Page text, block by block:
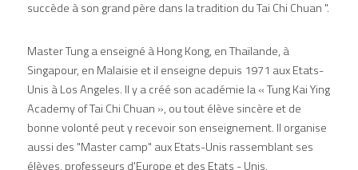
succède à son grand père dans la tradition du Tai Chi Chuan ".
Master Tung a enseigné à Hong Kong, en Thaïlande, à
Singapour, en Malaisie et il enseigne depuis 1971 aux Etats-
Unis à Los Angeles. Il y a créé son académie la « Tung Kai Ying
Academy of Tai Chi Chuan », ou tout élève sincère et de
bonne volonté peut y recevoir son enseignement. Il organise
aussi des "Master camp" aux Etats-Unis rassemblant ses
élèves, professeurs d'Europe et des Etats - Unis.